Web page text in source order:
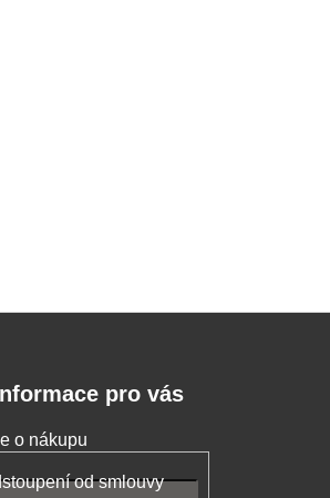
pro vás
o nákupu
od smlouvy